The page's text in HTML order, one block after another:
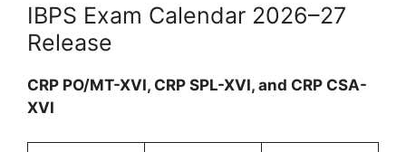
IBPS Exam Calendar 2026–27
Release
CRP PO/MT-XVI, CRP SPL-XVI, and CRP CSA-
XVI